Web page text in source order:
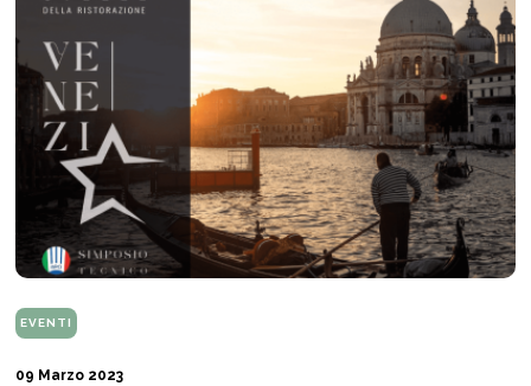
EVENTI
09 Marzo 2023